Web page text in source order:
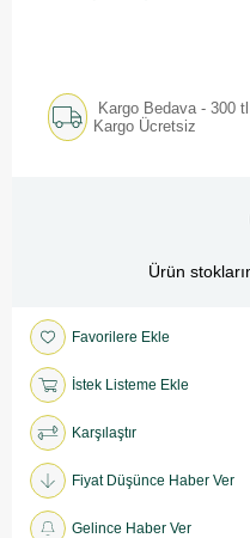
Kargo Bedava - 300
Kargo Ücretsiz
Ürün
Favorilere Ekle
İstek Listeme Ekle
Karşılaştır
Fiyat Düşünce Haber Ver
Gelince Haber Ver